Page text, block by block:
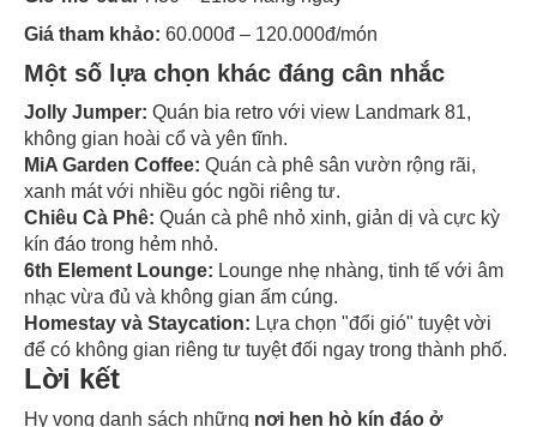
Giá tham khảo: 60.000đ – 120.000đ/món
Một số lựa chọn khác đáng cân nhắc
Jolly Jumper: Quán bia retro với view Landmark 81,
không gian hoài cổ và yên tĩnh.
MiA Garden Coffee: Quán cà phê sân vườn rộng rãi,
xanh mát với nhiều góc ngồi riêng tư.
Chiêu Cà Phê: Quán cà phê nhỏ xinh, giản dị và cực kỳ
kín đáo trong hẻm nhỏ.
6th Element Lounge: Lounge nhẹ nhàng, tinh tế với âm
nhạc vừa đủ và không gian ấm cúng.
Homestay và Staycation: Lựa chọn "đổi gió" tuyệt vời
để có không gian riêng tư tuyệt đối ngay trong thành phố.
Lời kết
Hy vọng danh sách những nơi hẹn hò kín đáo ở